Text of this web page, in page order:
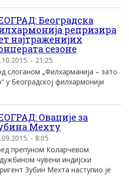
Београдска
репризира
најтраженијих
сезоне
- 21:25
слоганом „Филхарманија – зато
Београдској филхармонији
Овације за
Мехту
- 8:05
препуном Коларчевом
чувени индијски
Зубин Мехта наступио је